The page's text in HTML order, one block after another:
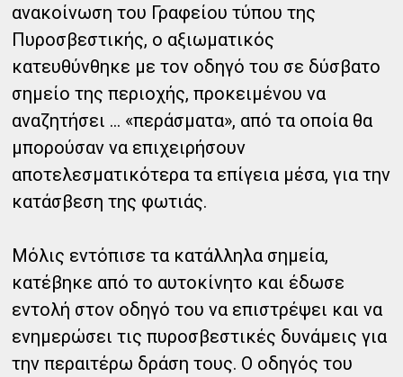
ανακοίνωση του Γραφείου τύπου της
Πυροσβεστικής, ο αξιωματικός
κατευθύνθηκε με τον οδηγό του σε δύσβατο
σημείο της περιοχής, προκειμένου να
αναζητήσει … «περάσματα», από τα οποία θα
μπορούσαν να επιχειρήσουν
αποτελεσματικότερα τα επίγεια μέσα, για την
κατάσβεση της φωτιάς.
Μόλις εντόπισε τα κατάλληλα σημεία,
κατέβηκε από το αυτοκίνητο και έδωσε
εντολή στον οδηγό του να επιστρέψει και να
ενημερώσει τις πυροσβεστικές δυνάμεις για
την περαιτέρω δράση τους. Ο οδηγός του